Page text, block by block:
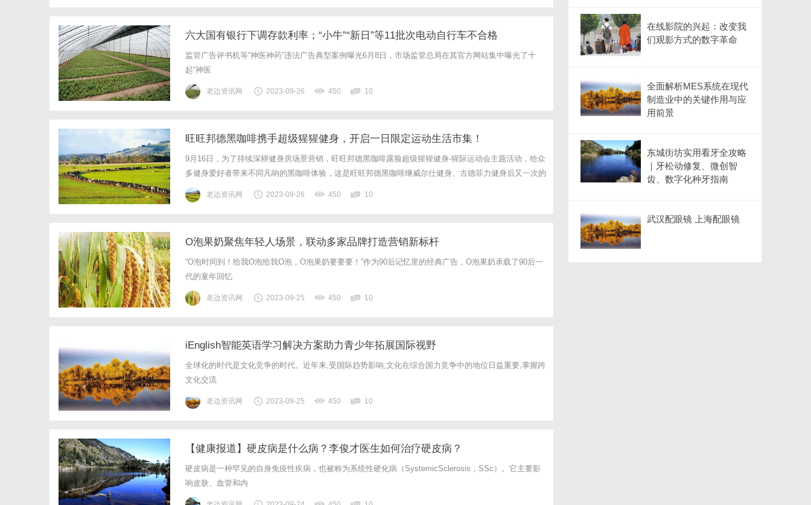
六大国有银行下调存款利率；“小牛”“新日”等11批次电动自行车不合格
监管广告评书机等“神医神药”违法广告典型案例曝光6月8日，市场监管总局在其官方网站集中曝光了十
起“神医
老边资讯网 2023-09-26 450 10
旺旺邦德黑咖啡携手超级猩猩健身，开启一日限定运动生活市集！
9月16日，为了持续深耕健身房场景营销，旺旺邦德黑咖啡露脸超级猩猩健身-猩际运动会主题活动，给众
多健身爱好者带来不同凡响的黑咖啡体验，这是旺旺邦德黑咖啡继威尔仕健身、古德菲力健身后又一次的
健身品牌联动。活动现场，教练带领健身会员做“邦德咖啡燃脂操”，唤醒身体，进入课程状态。暴汗过
后，会员们可领取邦德礼品一份，会员试饮后表示含膳食纤维的邦德黑咖啡“跟运动很搭，...
老边资讯网 2023-09-26 450 10
O泡果奶聚焦年轻人场景，联动多家品牌打造营销新标杆
“O泡时间到！给我O泡给我O泡，O泡果奶要要要！”作为90后记忆里的经典广告，O泡果奶承载了90后一
代的童年回忆
老边资讯网 2023-09-25 450 10
iEnglish智能英语学习解决方案助力青少年拓展国际视野
全球化的时代是文化竞争的时代。近年来,受国际趋势影响,文化在综合国力竞争中的地位日益重要,掌握跨
文化交流
老边资讯网 2023-09-25 450 10
【健康报道】硬皮病是什么病？李俊才医生如何治疗硬皮病？
硬皮病是一种罕见的自身免疫性疾病，也被称为系统性硬化病（SystemicSclerosis，SSc）。它主要影
响皮肤、血管和内
在线影院的兴起：改变我
们观影方式的数字革命
全面解析MES系统在现代
制造业中的关键作用与应
用前景
东城街坊实用看牙全攻略
｜牙松动修复、微创智
齿、数字化种牙指南
武汉配眼镜 上海配眼镜